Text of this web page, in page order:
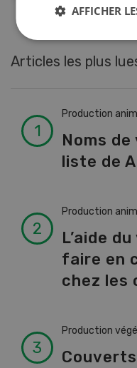
Articles les plus
Production
Noms
liste de
Production
L’aide
faire en
chez les
Production
AFFICHER